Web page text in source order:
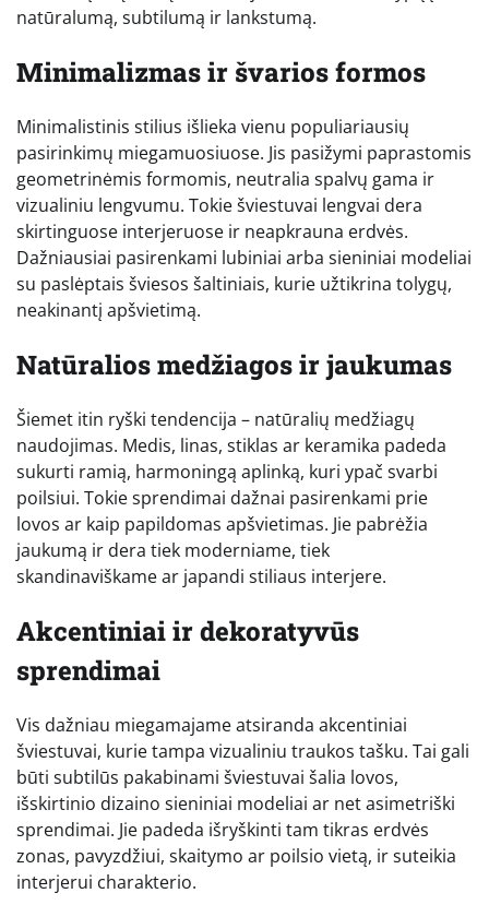
natūralumą, subtilumą ir lankstumą.
Minimalizmas ir švarios formos
Minimalistinis stilius išlieka vienu populiariausių
pasirinkimų miegamuosiuose. Jis pasižymi paprastomis
geometrinėmis formomis, neutralia spalvų gama ir
vizualiniu lengvumu. Tokie šviestuvai lengvai dera
skirtinguose interjeruose ir neapkrauna erdvės.
Dažniausiai pasirenkami lubiniai arba sieniniai modeliai
su paslėptais šviesos šaltiniais, kurie užtikrina tolygų,
neakinantį apšvietimą.
Natūralios medžiagos ir jaukumas
Šiemet itin ryški tendencija – natūralių medžiagų
naudojimas. Medis, linas, stiklas ar keramika padeda
sukurti ramią, harmoningą aplinką, kuri ypač svarbi
poilsiui. Tokie sprendimai dažnai pasirenkami prie
lovos ar kaip papildomas apšvietimas. Jie pabrėžia
jaukumą ir dera tiek moderniame, tiek
skandinaviškame ar japandi stiliaus interjere.
Akcentiniai ir dekoratyvūs
sprendimai
Vis dažniau miegamajame atsiranda akcentiniai
šviestuvai, kurie tampa vizualiniu traukos tašku. Tai gali
būti subtilūs pakabinami šviestuvai šalia lovos,
išskirtinio dizaino sieniniai modeliai ar net asimetriški
sprendimai. Jie padeda išryškinti tam tikras erdvės
zonas, pavyzdžiui, skaitymo ar poilsio vietą, ir suteikia
interjerui charakterio.